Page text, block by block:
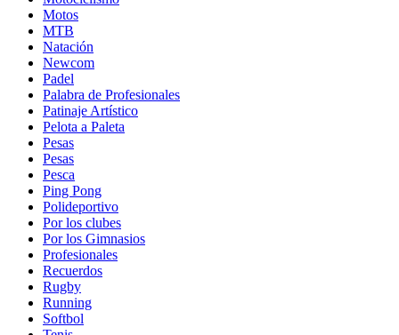
Motos
MTB
Natación
Newcom
Padel
Palabra de Profesionales
Patinaje Artístico
Pelota a Paleta
Pesas
Pesas
Pesca
Ping Pong
Polideportivo
Por los clubes
Por los Gimnasios
Profesionales
Recuerdos
Rugby
Running
Softbol